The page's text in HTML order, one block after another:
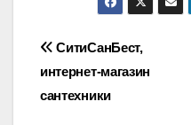
Навигация
по
СитиСанБест,
интернет-магазин
сантехники